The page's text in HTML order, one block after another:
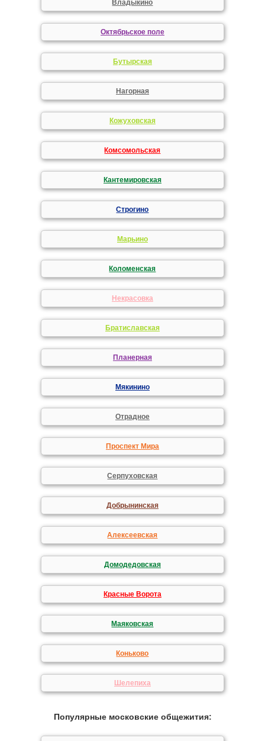
Владыкино
Октябрьское поле
Бутырская
Нагорная
Кожуховская
Комсомольская
Кантемировская
Строгино
Марьино
Коломенская
Некрасовка
Братиславская
Планерная
Мякинино
Отрадное
Проспект Мира
Серпуховская
Добрынинская
Алексеевская
Домодедовская
Красные Ворота
Маяковская
Коньково
Шелепиха
Популярные московские общежития: